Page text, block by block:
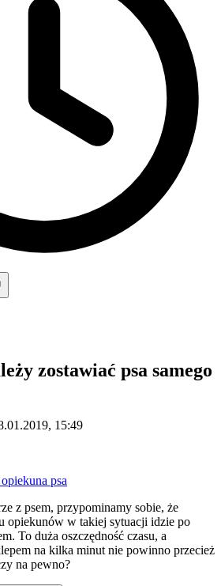
zostawiać psa samego
15:49
psa
z psem, przypominamy sobie, że
opiekunów w takiej sytuacji idzie po
To duża oszczędność czasu, a
na kilka minut nie powinno przecież
na pewno?